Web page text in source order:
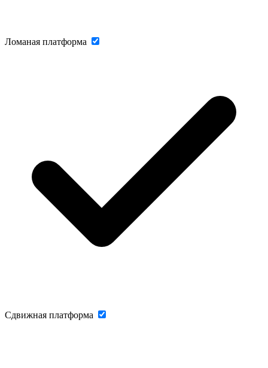
Ломаная платформа
Сдвижная платформа